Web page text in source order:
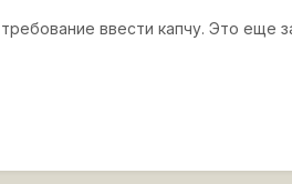
требование ввести капчу. Это еще